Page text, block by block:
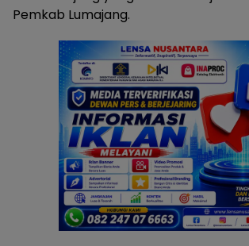
Pemkab Lumajang.